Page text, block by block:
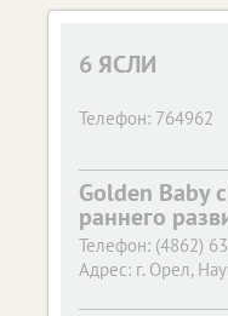
6 ЯСЛИ
Телефон: 764962
Golden Baby
раннего
Телефон: (4862)
Адрес: г. Орел,